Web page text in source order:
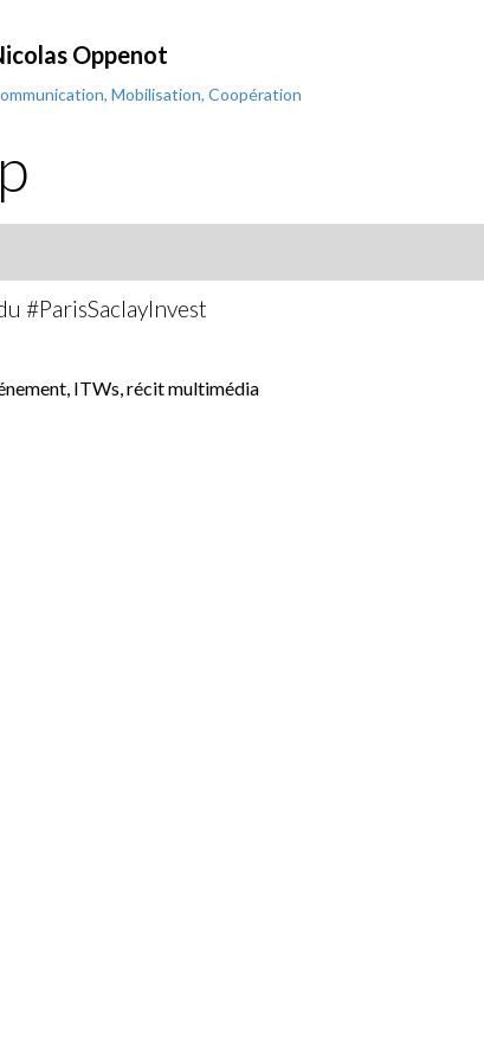
Oppenot
Mobilisation, Coopération
#ParisSaclayInvest
ITWs, récit multimédia